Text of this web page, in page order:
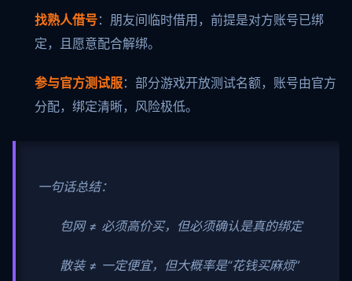
找熟人借号：朋友间临时借用，前提是对方账号已绑
定，且愿意配合解绑。
参与官方测试服：部分游戏开放测试名额，账号由官方
分配，绑定清晰，风险极低。
一句话总结：
包网 ≠ 必须高价买，但必须确认是真的绑定
散装 ≠ 一定便宜，但大概率是“花钱买麻烦”